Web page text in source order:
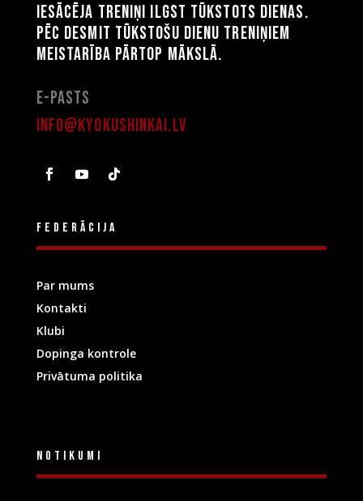
Iesācēja treniņi ilgst tūkstots dienas.
Pēc desmit tūkstošu dienu treniņiem
meistarība pārtop mākslā.
E-pasts
info@kyokushinkai.lv
Federācija
Par mums
Kontakti
Klubi
Dopinga kontrole
Privātuma politika
Notikumi